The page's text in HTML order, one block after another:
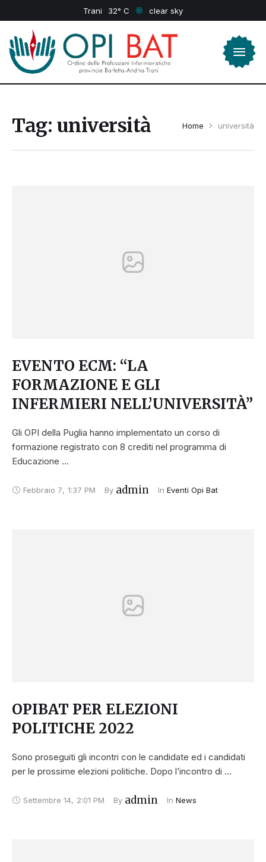
Trani 32 clear sky
Tag: università Home università
EVENTO ECM: “LA
FORMAZIONE E GLI
INFERMIERI NELL’UNIVERSITÀ”
Gli OPI della Puglia hanno implementato un corso di
formazione registrato con 8 crediti nel programma di
Educazione …
Febbraio 7, 1:37 PM By admin In Eventi Opi Bat
OPIBAT PER ELEZIONI
POLITICHE 2022
Sono proseguiti gli incontri con le candidate ed i candidati
per le prossime elezioni politiche. Dopo l’incontro di …
Settembre 14, 2:01 PM By admin In News